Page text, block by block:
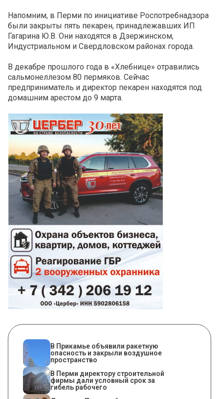
Напомним, в Перми по инициативе Роспотребнадзора
были закрыты пять пекарен, принадлежавших ИП
Гагарина Ю.В. Они находятся в Дзержинском,
Индустриальном и Свердловском районах города.
В декабре прошлого года в «Хлебнице» отравились
сальмонеллезом 80 пермяков. Сейчас
предприниматель и директор пекарен находятся под
домашним арестом до 9 марта.
В Прикамье объявили ракетную
опасность и закрыли воздушное
пространство
В Перми директору строительной
фирмы дали условный срок за
гибель рабочего